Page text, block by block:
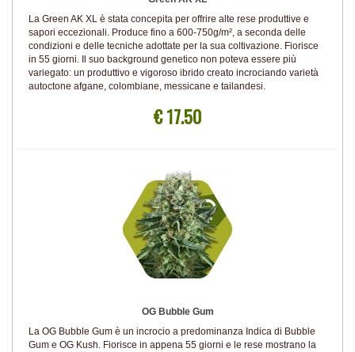
La Green AK XL è stata concepita per offrire alte rese produttive e
sapori eccezionali. Produce fino a 600-750g/m², a seconda delle
condizioni e delle tecniche adottate per la sua coltivazione. Fiorisce
in 55 giorni. Il suo background genetico non poteva essere più
variegato: un produttivo e vigoroso ibrido creato incrociando varietà
autoctone afgane, colombiane, messicane e tailandesi.
€ 17.50
OG Bubble Gum
La OG Bubble Gum è un incrocio a predominanza Indica di Bubble
Gum e OG Kush. Fiorisce in appena 55 giorni e le rese mostrano la